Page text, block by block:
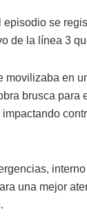
se
de la línea 3
movilizaba en
brusca para
una mejor